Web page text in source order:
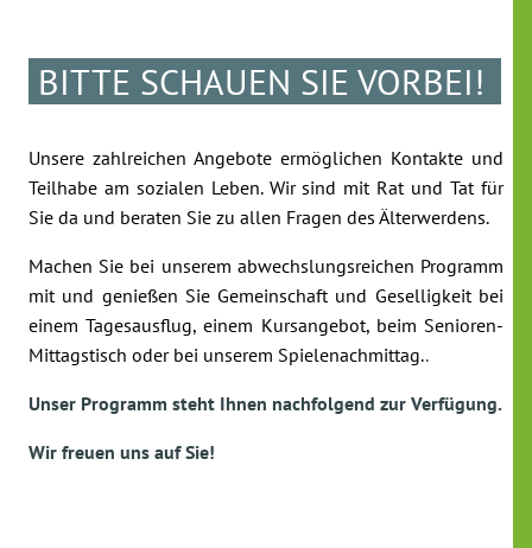
BITTE SCHAUEN SIE VORBEI!
Unsere zahlreichen Angebote ermöglichen Kontakte und
Teilhabe am sozialen Leben. Wir sind mit Rat und Tat für
Sie da und beraten Sie zu allen Fragen des Älterwerdens.
Machen Sie bei unserem abwechslungsreichen Programm
mit und genießen Sie Gemeinschaft und Geselligkeit bei
einem Tagesausflug, einem Kursangebot, beim Senioren-
Mittagstisch oder bei unserem Spielenachmittag..
Unser Programm steht Ihnen nachfolgend zur Verfügung.
Wir freuen uns auf Sie!